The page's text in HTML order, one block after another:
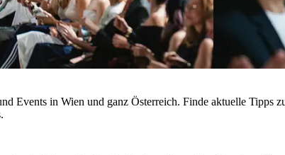
Events in Wien und ganz Österreich. Finde aktuelle Tipps